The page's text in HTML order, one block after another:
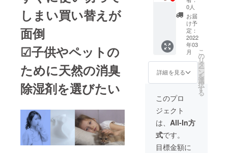
しまい買い替えが
面倒
☑子供やペットの
ために天然の消臭
除湿剤を選びたい
り/箱）
1箱あた
り2,079
0人
お届
け予
定：
2022
年03
月
詳細を見る
こ
の
リ
タ
ー
ン
を
選
択
す
る
このプロ
ジェクト
は、 All-In方
式です。
目標金額に